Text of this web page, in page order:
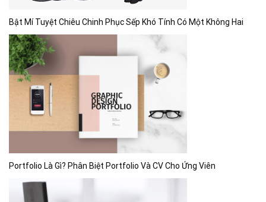
Bật Mí Tuyệt Chiêu Chinh Phục Sếp Khó Tính Có Một Không Hai
Portfolio Là Gì? Phân Biệt Portfolio Và CV Cho Ứng Viên